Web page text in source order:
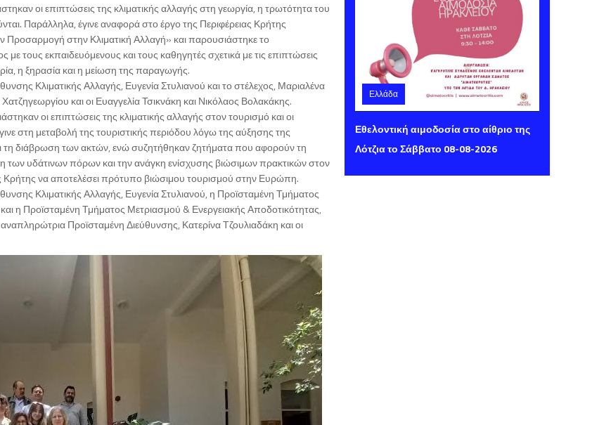
οι επιπτώσεις της κλιματικής αλλαγής στη γεωργία, η τρωτότητα του
Παράλληλα, έγινε αναφορά στο έργο της Περιφέρειας Κρήτης
Προσαρμογή στην Κλιματική Αλλαγή» και παρουσιάστηκε το
τους εκπαιδευόμενους και τους καθηγητές σχετικά με τις επιπτώσεις
η ξηρασία και η μείωση της παραγωγής.
Κλιματικής Αλλαγής, Ευγενία Στυλιανού και το στέλεχος, Μαριαλένα
και οι Ευαγγελία Τσικνάκη και Νικόλαος Βολακάκης.
οι επιπτώσεις της κλιματικής αλλαγής στον τουρισμό και οι
στη μεταβολή της τουριστικής περιόδου λόγω της αύξησης της
τη διάβρωση των ακτών, ενώ συζητήθηκαν ζητήματα που αφορούν τη
των υδάτινων πόρων και την ανάγκη ενίσχυσης βιώσιμων πρακτικών στον
Κρήτης να αποτελέσει πρότυπο βιώσιμου τουρισμού στην Ευρώπη.
Κλιματικής Αλλαγής, Ευγενία Στυλιανού, η Προϊσταμένη Τμήματος
η Προϊσταμένη Τμήματος Μετριασμού & Ενεργειακής Αποδοτικότητας,
Προϊσταμένη Διεύθυνσης, Κατερίνα Τζουλιαδάκη και οι
Ελλάδα
Παρασκευή 07 Αυγούστου 2026 14:16
Εθελοντική αιμοδοσία στο αίθριο της
Λότζια το Σάββατο 08-08-2026